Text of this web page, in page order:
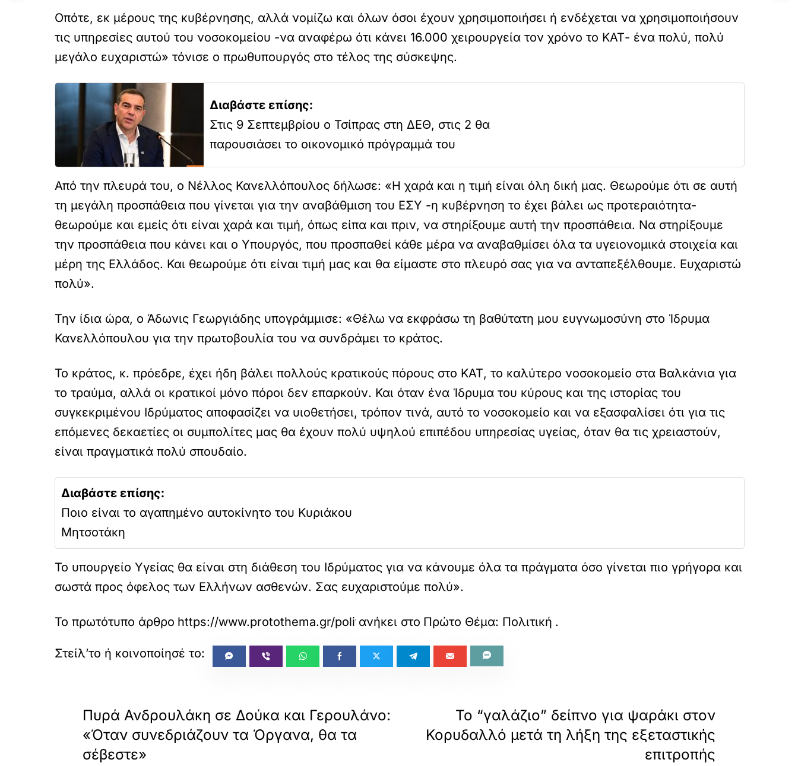
Οπότε, εκ μέρους της κυβέρνησης, αλλά νομίζω και όλων όσοι έχουν χρησιμοποιήσει ή ενδέχεται να χρησιμοποιήσουν
τις υπηρεσίες αυτού του νοσοκομείου -να αναφέρω ότι κάνει 16.000 χειρουργεία τον χρόνο το ΚΑΤ- ένα πολύ, πολύ
μεγάλο ευχαριστώ» τόνισε ο πρωθυπουργός στο τέλος της σύσκεψης.
Διαβάστε επίσης:
Στις 9 Σεπτεμβρίου ο Τσίπρας στη ΔΕΘ, στις 2 θα
παρουσιάσει το οικονομικό πρόγραμμά του
Από την πλευρά του, ο Νέλλος Κανελλόπουλος δήλωσε: «Η χαρά και η τιμή είναι όλη δική μας. Θεωρούμε ότι σε αυτή
τη μεγάλη προσπάθεια που γίνεται για την αναβάθμιση του ΕΣΥ -η κυβέρνηση το έχει βάλει ως προτεραιότητα-
θεωρούμε και εμείς ότι είναι χαρά και τιμή, όπως είπα και πριν, να στηρίξουμε αυτή την προσπάθεια. Να στηρίξουμε
την προσπάθεια που κάνει και ο Υπουργός, που προσπαθεί κάθε μέρα να αναβαθμίσει όλα τα υγειονομικά στοιχεία και
μέρη της Ελλάδος. Και θεωρούμε ότι είναι τιμή μας και θα είμαστε στο πλευρό σας για να ανταπεξέλθουμε. Ευχαριστώ
πολύ».
Την ίδια ώρα, ο Άδωνις Γεωργιάδης υπογράμμισε: «Θέλω να εκφράσω τη βαθύτατη μου ευγνωμοσύνη στο Ίδρυμα
Κανελλόπουλου για την πρωτοβουλία του να συνδράμει το κράτος.
Το κράτος, κ. πρόεδρε, έχει ήδη βάλει πολλούς κρατικούς πόρους στο ΚΑΤ, το καλύτερο νοσοκομείο στα Βαλκάνια για
το τραύμα, αλλά οι κρατικοί μόνο πόροι δεν επαρκούν. Και όταν ένα Ίδρυμα του κύρους και της ιστορίας του
συγκεκριμένου Ιδρύματος αποφασίζει να υιοθετήσει, τρόπον τινά, αυτό το νοσοκομείο και να εξασφαλίσει ότι για τις
επόμενες δεκαετίες οι συμπολίτες μας θα έχουν πολύ υψηλού επιπέδου υπηρεσίας υγείας, όταν θα τις χρειαστούν,
είναι πραγματικά πολύ σπουδαίο.
Διαβάστε επίσης:
Ποιο είναι το αγαπημένο αυτοκίνητο του Κυριάκου
Μητσοτάκη
Το υπουργείο Υγείας θα είναι στη διάθεση του Ιδρύματος για να κάνουμε όλα τα πράγματα όσο γίνεται πιο γρήγορα και
σωστά προς όφελος των Ελλήνων ασθενών. Σας ευχαριστούμε πολύ».
Το πρωτότυπο άρθρο https://www.protothema.gr/politics/article/1773522/mitsotakis-gia-dorea-kat-apo-to-idruma-paulou-kai-
ανήκει στο Πρώτο Θέμα: Πολιτική .
Πυρά Ανδρουλάκη σε Δούκα και Γερουλάνο:
«Όταν συνεδριάζουν τα Όργανα, θα τα
σέβεστε»
Το “γαλάζιο” δείπνο για ψαράκι στον
Κορυδαλλό μετά τη λήξη της εξεταστικής
επιτροπής